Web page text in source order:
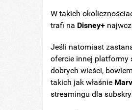
W takich
trafi na Disney+
Jeśli natomiast
ofercie innej platformy
dobrych wieści,
takich jak właśnie
streamingu dla